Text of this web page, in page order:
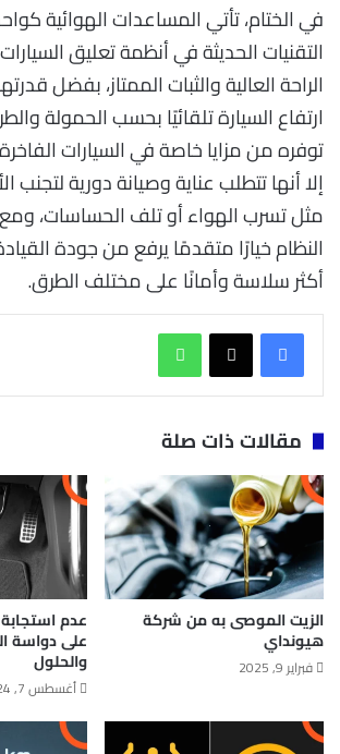
في الختام، تأتي المساعدات الهوائية
التقنيات الحديثة في أنظمة تعليق
الراحة العالية والثبات الممتاز، بفضل
ارتفاع السيارة تلقائيًا بحسب الحمولة
توفره من مزايا خاصة في السيارات
إلا أنها تتطلب عناية وصيانة دورية لتجنب
مثل تسرب الهواء أو تلف الحساسات،
النظام خيارًا متقدمًا يرفع من جودة
أكثر سلاسة وأمانًا على مختلف الطرق.
مقالات ذات صلة
الزيت الموصى به من شركة
هيونداي
فبراير 9, 2025
عدم
على دواسة
والحلول
أغسطس 7, 2024